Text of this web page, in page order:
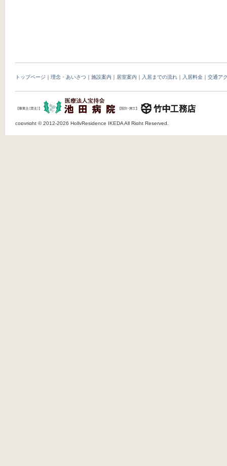
トップページ ｜ 理念・あいさつ ｜ 施設案内 ｜ 居室案内 ｜ 入居までの流れ ｜ 入居料金 ｜ 交通ア
copyright © 2012-2026 HollyResidence IKEDA All Right Reserved.